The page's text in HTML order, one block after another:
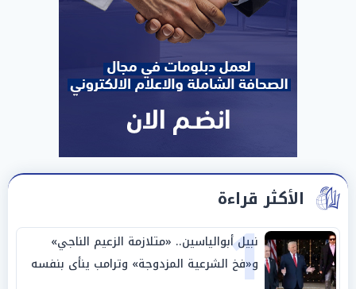
الأكثر قراءة
1
نبيل أبوالياسين.. «متلازمة الزعيم الناجي»
و«فخ الشرعية المزدوجة» وترامب ينأى بنفسه